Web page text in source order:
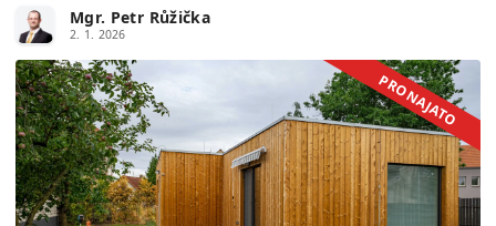
Mgr. Petr Růžička
2. 1. 2026
PRONAJATO